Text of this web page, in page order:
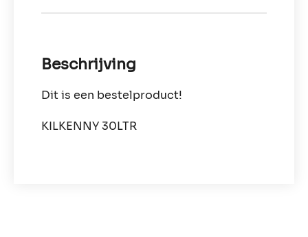
Beschrijving
Dit is een bestelproduct!
KILKENNY 30LTR